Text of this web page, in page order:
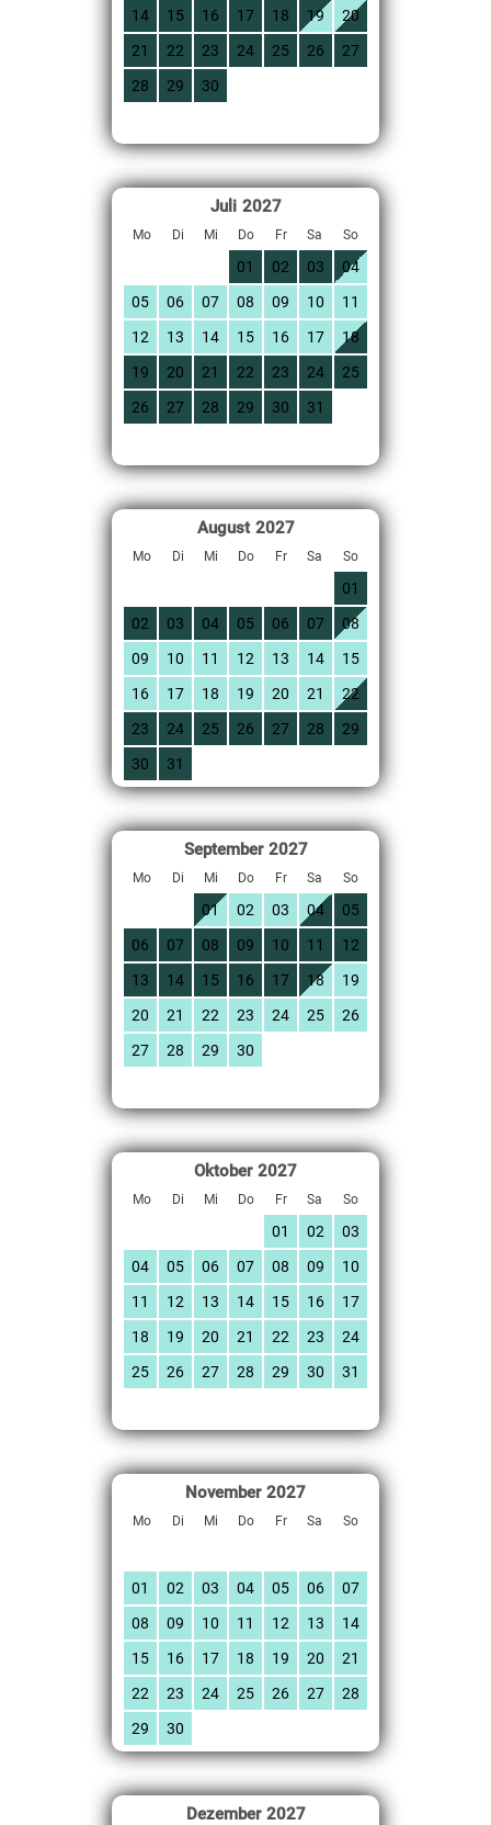
14 15 16 17 18 19
20
21
22 23 24 25 26
27
28
29 30
Juli 2027
Mo Di Mi Do Fr Sa So
01 02 03
04
05
06 07 08 09 10
11
12
13 14 15 16 17
18
19
20 21 22 23 24
25
26
27 28 29 30 31
August 2027
Mo Di Mi Do Fr Sa So
01
02
03 04 05 06 07
08
09
10 11 12 13 14
15
16
17 18 19 20 21
22
23
24 25 26 27 28
29
30
31
September 2027
Mo Di Mi Do Fr Sa So
01 02 03 04
05
06
07 08 09 10 11
12
13
14 15 16 17 18
19
20
21 22 23 24 25
26
27
28 29 30
Oktober 2027
Mo Di Mi Do Fr Sa So
01 02
03
04
05 06 07 08 09
10
11
12 13 14 15 16
17
18
19 20 21 22 23
24
25
26 27 28 29 30 31
November 2027
Mo Di Mi Do Fr Sa So
01 02 03 04 05 06
07
08
09 10 11 12 13
14
15
16 17 18 19 20
21
22
23 24 25 26 27
28
29
30
Dezember 2027